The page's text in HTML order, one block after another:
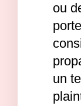
ou
un